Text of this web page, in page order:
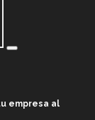
empresa al